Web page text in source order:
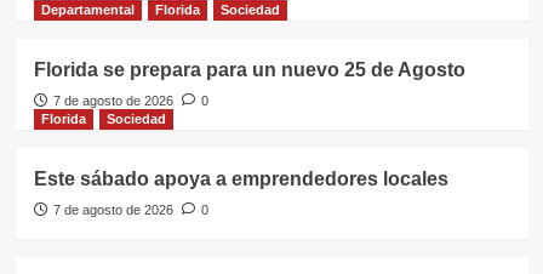
Departamental
Florida Sociedad
Florida se prepara para un nuevo 25 de Agosto
7 de agosto de 2026
0
Florida
Sociedad
Este sábado apoya a emprendedores locales
7 de agosto de 2026 0